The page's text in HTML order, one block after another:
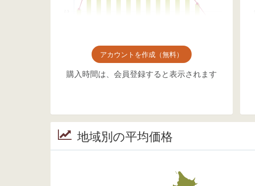
アカウントを作成（無料）
購入時間は、会員登録すると表示されます
地域別の平均価格